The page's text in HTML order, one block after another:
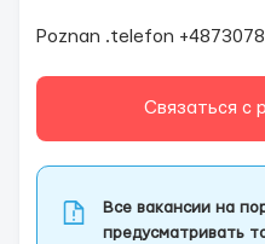
Рoznan .telefon
Связаться с
Все вакансии на
предусматривать